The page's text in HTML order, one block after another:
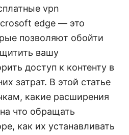
vpn
edge — это
позволяют обойти
вашу
доступ к контенту в
затрат. В этой статье
какие расширения
что обращать
как их устанавливать